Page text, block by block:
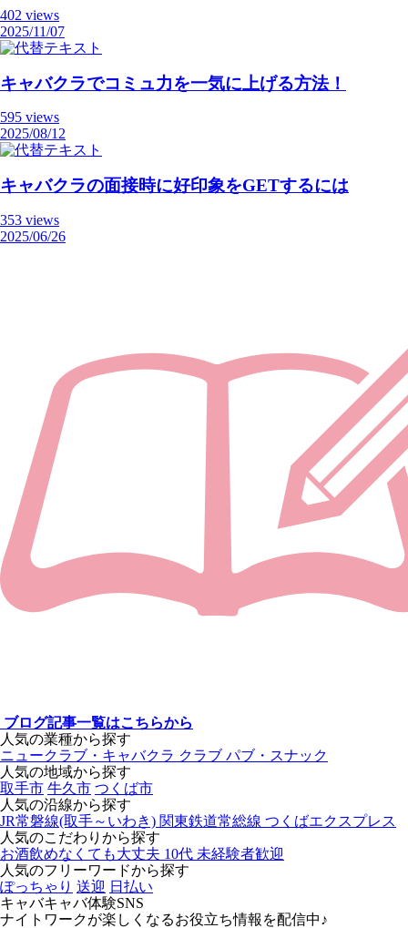
402 views
2025/11/07
キャバクラでコミュ力を一気に上げる方法！
595 views
2025/08/12
キャバクラの面接時に好印象をGETするには
353 views
2025/06/26
ブログ記事一覧はこちらから
人気の業種から探す
ニュークラブ・キャバクラ クラブ パブ・スナック
人気の地域から探す
取手市 牛久市 つくば市
人気の沿線から探す
JR常磐線(取手～いわき) 関東鉄道常総線 つくばエクスプレス
人気のこだわりから探す
お酒飲めなくても大丈夫 10代 未経験者歓迎
人気のフリーワードから探す
ぽっちゃり 送迎 日払い
キャバキャバ体験SNS
ナイトワークが楽しくなるお役立ち情報を配信中♪